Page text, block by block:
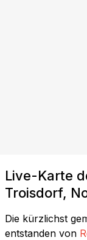
Live-Karte
Troisdorf,
Die kürzlichst
entstanden von